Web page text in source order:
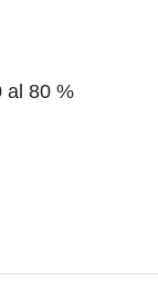
al 80 %